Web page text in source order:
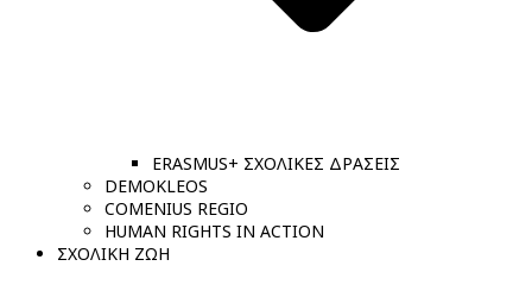
ERASMUS+ ΣΧΟΛΙΚΕΣ ΔΡΑΣΕΙΣ
DEMOKLEOS
COMENIUS REGIO
HUMAN RIGHTS IN ACTION
ΣΧΟΛΙΚΗ ΖΩΗ